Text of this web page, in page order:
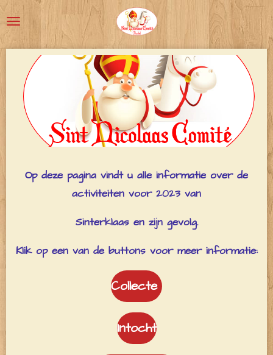
Ga
direct
naar
hoofdinhoud
Op deze pagina vindt u alle informatie over de
activiteiten voor 2023 van
Sinterklaas en zijn gevolg.
Klik op een van de buttons voor meer informatie:
Collecte
Intocht